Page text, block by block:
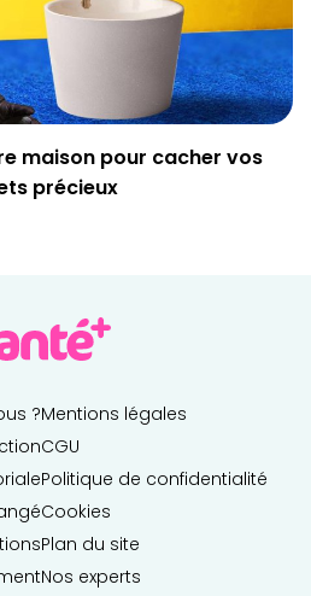
maison pour cacher vos
précieux
?Mentions légales
CGU
Politique de confidentialité
Cookies
Plan du site
Nos experts